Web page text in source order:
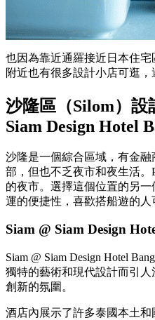
也因為靠近通羅接近日本住宅
附近也有很多設計小店可逛，
沙隆區（Silom）設
Siam Design Hotel
沙隆是一個綜合區域，有金
部，但也不乏夜市和夜生活。
的夜市。選擇這個位置的另
運的便捷性，喜歡搭船遊的人
Siam @ Siam Design
Siam @ Siam Design Hotel
獨特的藝術和現代設計而引
創新的氛圍。
酒店內展示了許多泰國本土